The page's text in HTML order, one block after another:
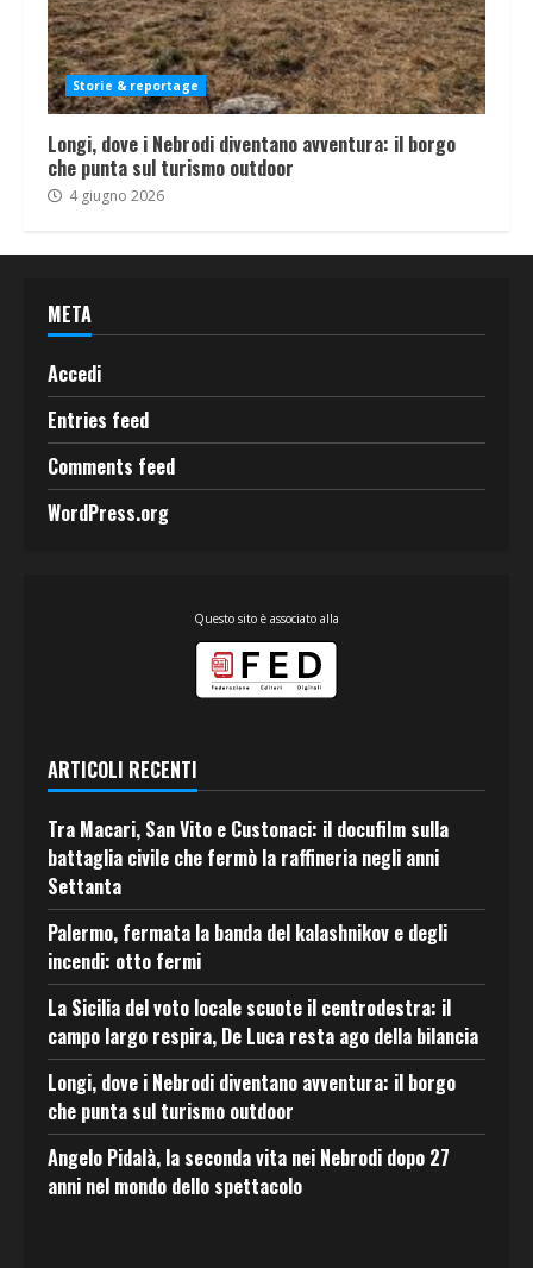
Storie & reportage
Longi, dove i Nebrodi diventano avventura: il borgo
che punta sul turismo outdoor
4 giugno 2026
META
Accedi
Entries feed
Comments feed
WordPress.org
Questo sito è associato alla
ARTICOLI RECENTI
Tra Macari, San Vito e Custonaci: il docufilm sulla
battaglia civile che fermò la raffineria negli anni
Settanta
Palermo, fermata la banda del kalashnikov e degli
incendi: otto fermi
La Sicilia del voto locale scuote il centrodestra: il
campo largo respira, De Luca resta ago della bilancia
Longi, dove i Nebrodi diventano avventura: il borgo
che punta sul turismo outdoor
Angelo Pidalà, la seconda vita nei Nebrodi dopo 27
anni nel mondo dello spettacolo